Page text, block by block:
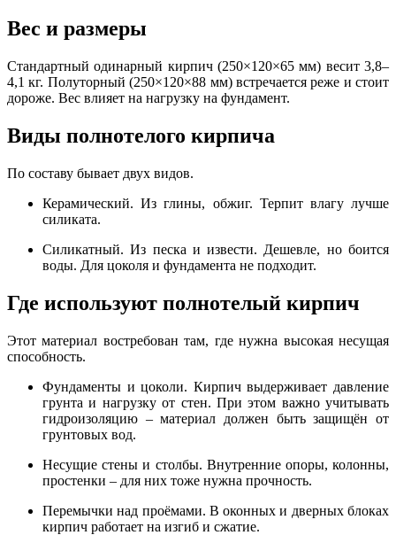
Вес и размеры
Стандартный одинарный кирпич (250×120×65 мм) весит 3,8–
4,1 кг. Полуторный (250×120×88 мм) встречается реже и стоит
дороже. Вес влияет на нагрузку на фундамент.
Виды полнотелого кирпича
По составу бывает двух видов.
Керамический. Из глины, обжиг. Терпит влагу лучше
силиката.
Силикатный. Из песка и извести. Дешевле, но боится
воды. Для цоколя и фундамента не подходит.
Где используют полнотелый кирпич
Этот материал востребован там, где нужна высокая несущая
способность.
Фундаменты и цоколи. Кирпич выдерживает давление
грунта и нагрузку от стен. При этом важно учитывать
гидроизоляцию – материал должен быть защищён от
грунтовых вод.
Несущие стены и столбы. Внутренние опоры, колонны,
простенки – для них тоже нужна прочность.
Перемычки над проёмами. В оконных и дверных блоках
кирпич работает на изгиб и сжатие.